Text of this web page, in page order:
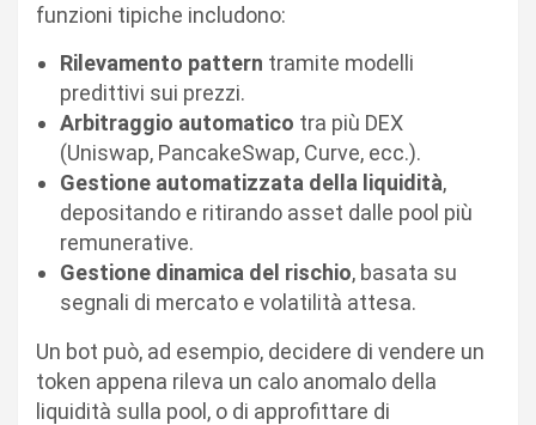
funzioni tipiche includono:
Rilevamento pattern tramite modelli
predittivi sui prezzi.
Arbitraggio automatico tra più DEX
(Uniswap, PancakeSwap, Curve, ecc.).
Gestione automatizzata della liquidità,
depositando e ritirando asset dalle pool più
remunerative.
Gestione dinamica del rischio, basata su
segnali di mercato e volatilità attesa.
Un bot può, ad esempio, decidere di vendere un
token appena rileva un calo anomalo della
liquidità sulla pool, o di approfittare di